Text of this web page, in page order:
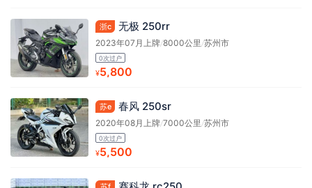
浙c 无极 250rr
2023年07月上牌/8000公里/苏州市
0次过户
¥5,800
苏e 春风 250sr
2020年08月上牌/7000公里/苏州市
0次过户
¥5,500